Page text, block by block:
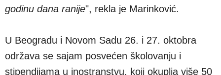
godinu dana ranije", rekla je Marinković.
U Beogradu i Novom Sadu 26. i 27. oktobra
održava se sajam posvećen školovanju i
stipendijama u inostranstvu, koji okuplja više 50